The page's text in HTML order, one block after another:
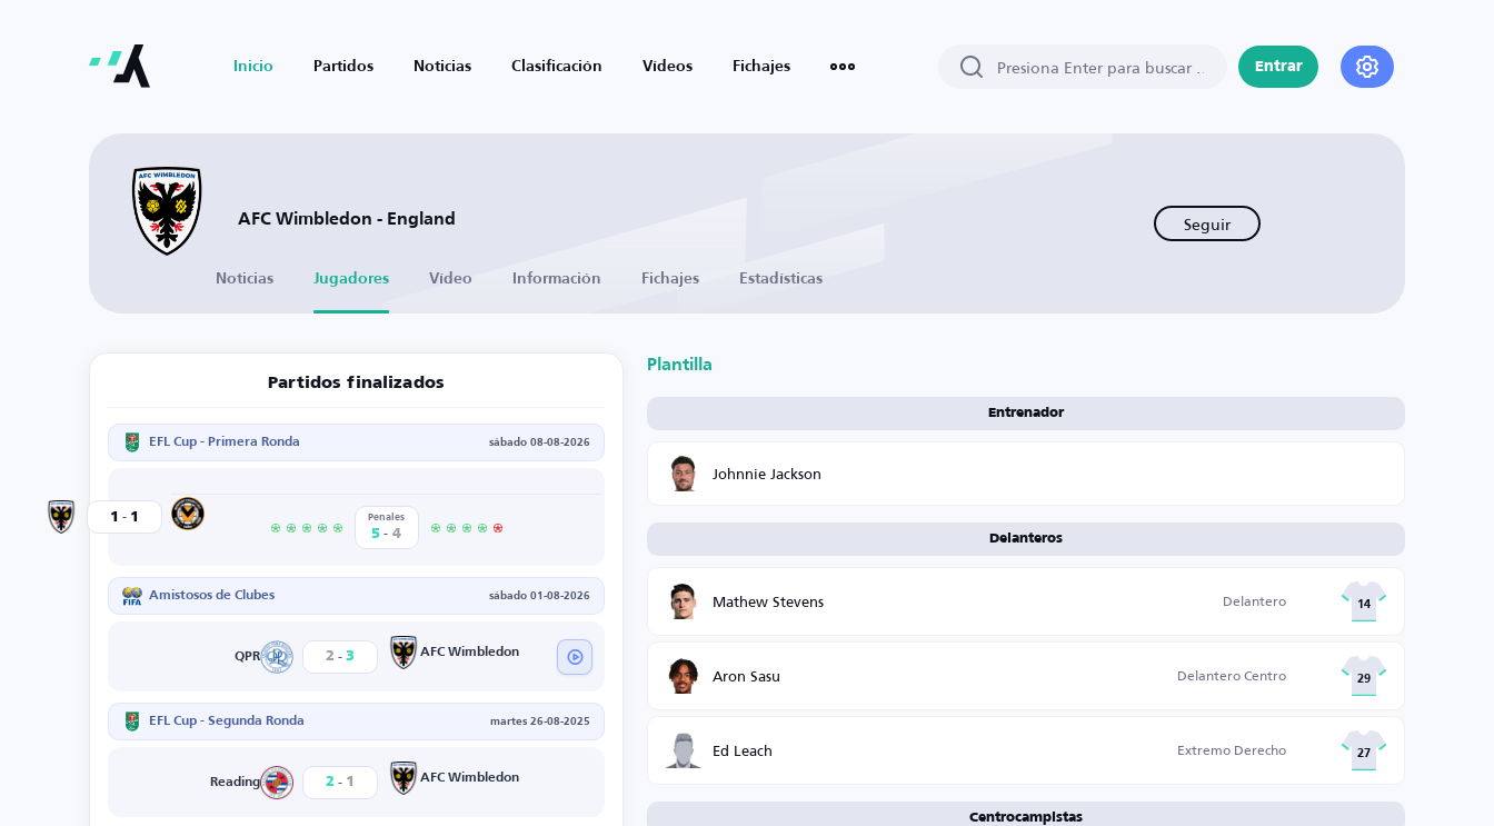
Inicio Partidos Noticias Clasificación Vídeos Fichajes Entrar
AFC Wimbledon - England Seguir
Noticias Jugadores Vídeo Información Fichajes Estadísticas
Partidos finalizados
EFL Cup - Primera Ronda sábado 08-08-2026
AFC Wimbledon
1 - 1 Penales
5 - 4
Amistosos de Clubes sábado 01-08-2026
QPR 2 - 3 AFC Wimbledon
EFL Cup - Segunda Ronda martes 26-08-2025
Reading 2 - 1 AFC Wimbledon
Plantilla
Entrenador
Johnnie Jackson
Delanteros
Mathew Stevens Delantero 14
Aron Sasu Delantero Centro 29
Ed Leach Extremo Derecho 27
Centrocampistas